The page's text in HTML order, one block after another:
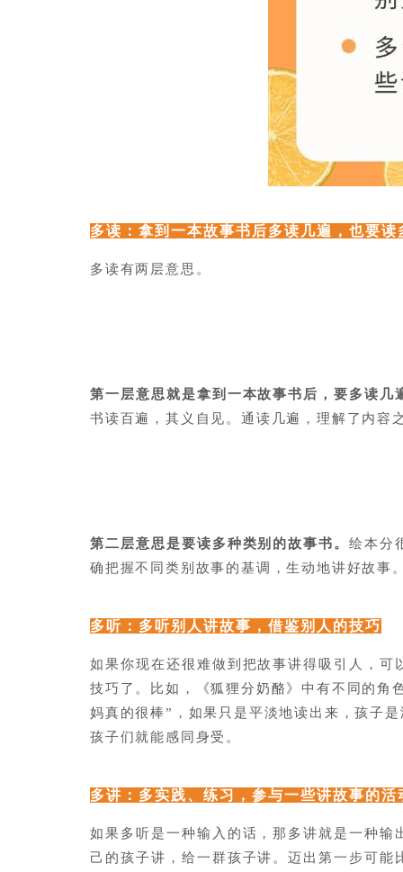
多读：拿到一本故事书后多读几遍，也要
多读有两层意思。
第一层意思就是拿到一本故事书后，要多读几
书读百遍，其义自见。通读几遍，理解了内容
第二层意思是要读多种类别的故事书。绘本分
确把握不同类别故事的基调，生动地讲好故事
多听：多听别人讲故事，借鉴别人的技巧
如果你现在还很难做到把故事讲得吸引人，
技巧了。比如，《狐狸分奶酪》中有不同的角
妈真的很棒”，如果只是平淡地读出来，孩子
孩子们就能感同身受。
多讲：多实践、练习，参与一些讲故事的活
如果多听是一种输入的话，那多讲就是一种
己的孩子讲，给一群孩子讲。迈出第一步可